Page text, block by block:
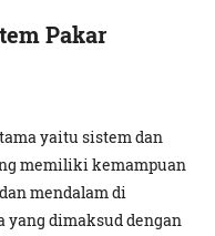
Pakar
yaitu sistem dan
memiliki kemampuan
mendalam di
yang dimaksud dengan